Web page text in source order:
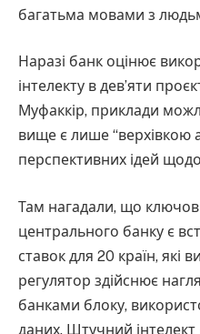
багатьма мовами з
Наразі банк оцінює
інтелекту в дев’яти
Муфаккір, приклади
вище є лише “верхівкою
перспективних ідей
Там нагадали, що
центрального банку є
ставок для 20 країн, які
регулятор здійснює
банками блоку,
даних. Штучний